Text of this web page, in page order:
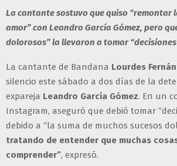
La cantante sostuvo que quiso “remontar
amor” con Leandro García Gómez, pero
dolorosos” la llevaron a tomar
La cantante de Bandana Lourdes
silencio este sábado a dos días de la
expareja Leandro García Gómez. En un
Instagram, aseguró que debió tomar
debido a “la suma de muchos sucesos
tratando de entender que muchas
comprender”, expresó.